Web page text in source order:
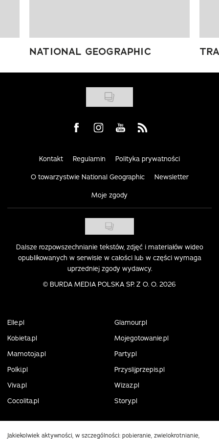
NATIONAL GEOGRAPHIC
Visit us on Facebook
Visit us on Instagram
Visit us on Youtube
Visit us on Rss
Kontakt Regulamin Polityka prywatności
O towarzystwie National Geographic Newsletter
Moje zgody
Dalsze rozpowszechnianie tekstów, zdjęć i materiałów wideo
opublikowanych w serwisie w całości lub w części wymaga
uprzedniej zgody wydawcy.
© BURDA MEDIA POLSKA SP. Z O. O. 2026
Elle.pl
Glamour.pl
Kobieta.pl
Mojegotowanie.pl
Mamotoja.pl
Party.pl
Polki.pl
Przyslijprzepis.pl
Viva.pl
Wizaz.pl
Cocolita.pl
Story.pl
Jakiekolwiek aktywności, w szczególności: pobieranie, zwielokrotnianie,